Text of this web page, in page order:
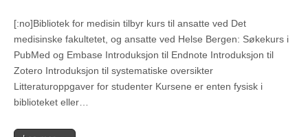
[:no]Bibliotek for medisin tilbyr kurs til ansatte ved Det
medisinske fakultetet, og ansatte ved Helse Bergen: Søkekurs i
PubMed og Embase Introduksjon til Endnote Introduksjon til
Zotero Introduksjon til systematiske oversikter
Litteraturoppgaver for studenter Kursene er enten fysisk i
biblioteket eller…